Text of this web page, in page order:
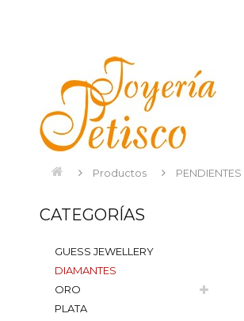
Productos PENDIENTES
CATEGORÍAS
GUESS JEWELLERY
DIAMANTES
ORO
PLATA